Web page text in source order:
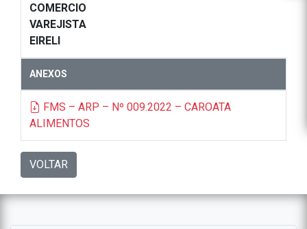
COMERCIO
VAREJISTA
EIRELI
ANEXOS
FMS – ARP – Nº 009.2022 – CAROATA
ALIMENTOS
VOLTAR